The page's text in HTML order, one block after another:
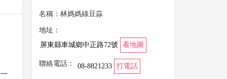
名稱：林媽媽綠豆蒜
地址：
屏東縣車城鄉中正路72號
看地圖
聯絡電話： 08-8821233 打電話